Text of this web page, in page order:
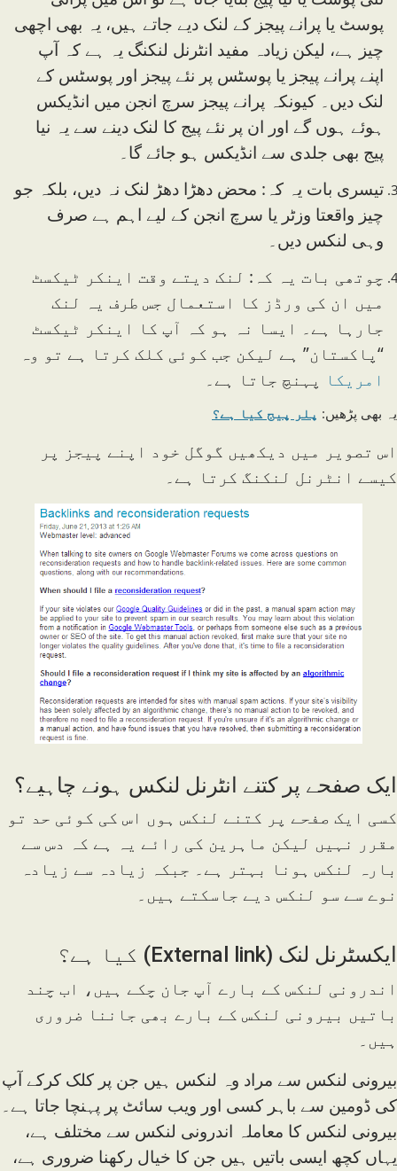
پوسٹ یا پرانے پیجز کے لنک دیے جاتے ہیں، یہ بھی اچھی
چیز ہے، لیکن زیادہ مفید انٹرنل لنکنگ یہ ہے کہ آپ
اپنے پرانے پیجز یا پوسٹس پر نئے پیجز اور پوسٹس کے
لنک دیں۔ کیونکہ پرانے پیجز سرچ انجن میں انڈیکس
ہوئے ہوں گے اور ان پر نئے پیج کا لنک دینے سے یہ نیا
پیج بھی جلدی سے انڈیکس ہو جائے گا۔
تیسری بات یہ کہ: محض دھڑا دھڑ لنک نہ دیں، بلکہ جو
چیز واقعتا وزٹر یا سرچ انجن کے لیے اہم ہے صرف
وہی لنکس دیں۔
چوتھی بات یہ کہ: لنک دیتے وقت اینکر ٹیکسٹ
میں ان کی ورڈز کا استعمال جس طرف یہ لنک
جارہا ہے۔ ایسا نہ ہو کہ آپ کا اینکر ٹیکسٹ
“پاکستان” ہے لیکن جب کوئی کلک کرتا ہے تو وہ
امریکا پہنچ جاتا ہے۔
یہ بھی پڑھیں: پلر پیج کیا ہے؟
اس تصویر میں دیکھیں گوگل خود اپنے پیجز پر
کیسے انٹرنل لنکنگ کرتا ہے۔
ایک صفحے پر کتنے انٹرنل لنکس ہونے چاہیے؟
کسی ایک صفحے پر کتنے لنکس ہوں اس کی کوئی حد تو
مقرر نہیں لیکن ماہرین کی رائے یہ ہے کہ دس سے
بارہ لنکس ہونا بہتر ہے۔ جبکہ زیادہ سے زیادہ
نوے سے سو لنکس دیے جاسکتے ہیں۔
ایکسٹرنل لنک (External link) کیا ہے؟
اندرونی لنکس کے بارے آپ جان چکے ہیں، اب چند
باتیں بیرونی لنکس کے بارے بھی جاننا ضروری
ہیں۔
بیرونی لنکس سے مراد وہ لنکس ہیں جن پر کلک کرکے آپ
کی ڈومین سے باہر کسی اور ویب سائٹ پر پہنچا جاتا ہے۔
بیرونی لنکس کا معاملہ اندرونی لنکس سے مختلف ہے،
یہاں کچھ ایسی باتیں ہیں جن کا خیال رکھنا ضروری ہے،